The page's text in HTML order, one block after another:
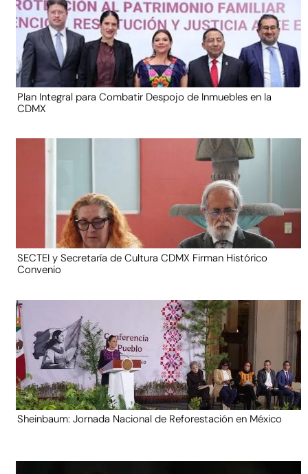
Plan Integral para Combatir Despojo de Inmuebles en la
CDMX
SECTEI y Secretaría de Cultura CDMX Firman Histórico
Convenio
Sheinbaum: Jornada Nacional de Reforestación en México